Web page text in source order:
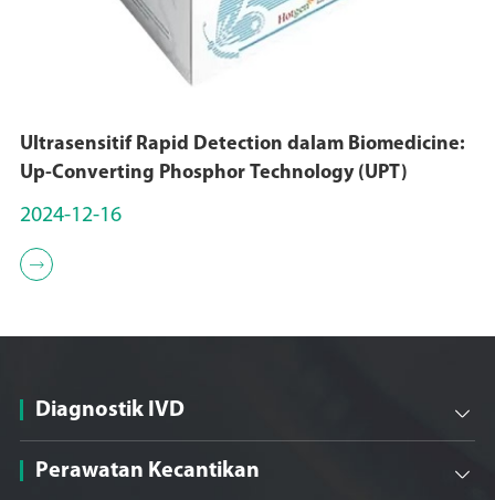
Ultrasensitif Rapid Detection dalam Biomedicine:
Up-Converting Phosphor Technology (UPT)
2024-12-16

Diagnostik IVD 
Perawatan Kecantikan 